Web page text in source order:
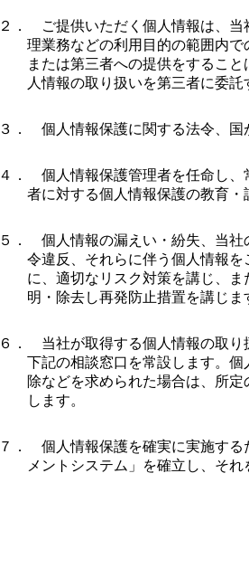
２．
ご提供いただく個人情報は、当
理業務などの利用目的の範囲内
または第三者への提供をするこ
人情報の取り扱いを第三者に委
３． 個人情報保護に関する法令、国
４．
個人情報保護管理者を任命し、
者に対する個人情報保護の教育・
５．
個人情報の漏えい・紛失、当社
令違反、それらに伴う個人情報
に、適切なリスク対策を講じ、
明・除去し再発防止措置を講じま
６．
当社が取得する個人情報の取り
下記の相談窓口を常設します。
除などを求められた場合は、所
します。
７．
個人情報保護を確実に実施する
メントシステム」を確立し、そ